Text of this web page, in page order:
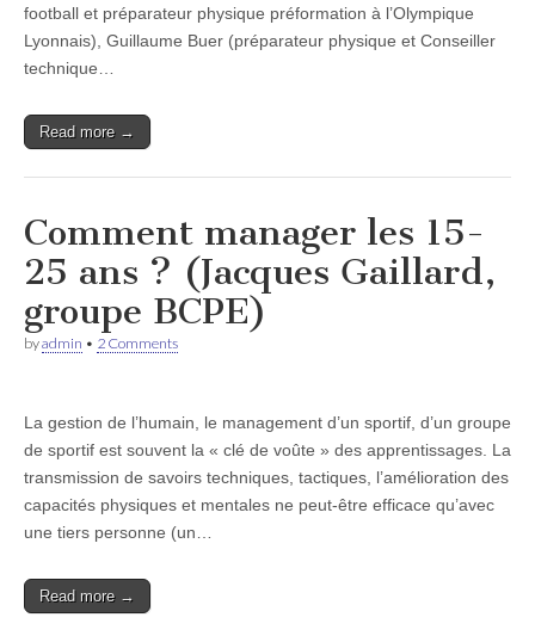
football et préparateur physique préformation à l’Olympique
Lyonnais), Guillaume Buer (préparateur physique et Conseiller
technique…
Read more →
Comment manager les 15-
25 ans ? (Jacques Gaillard,
groupe BCPE)
byadmin • 2 Comments
La gestion de l’humain, le management d’un sportif, d’un groupe
de sportif est souvent la « clé de voûte » des apprentissages. La
transmission de savoirs techniques, tactiques, l’amélioration des
capacités physiques et mentales ne peut-être efficace qu’avec
une tiers personne (un…
Read more →